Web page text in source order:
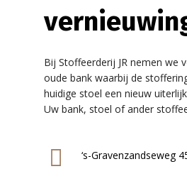
Bij Stoffeerderij JR nemen we
oude bank waarbij de
huidige stoel een nieuw
Uw bank, stoel of ander
‘s-Gravenzandseweg